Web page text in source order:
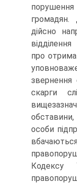
дійсно
про
скарги
особи
Кодексу